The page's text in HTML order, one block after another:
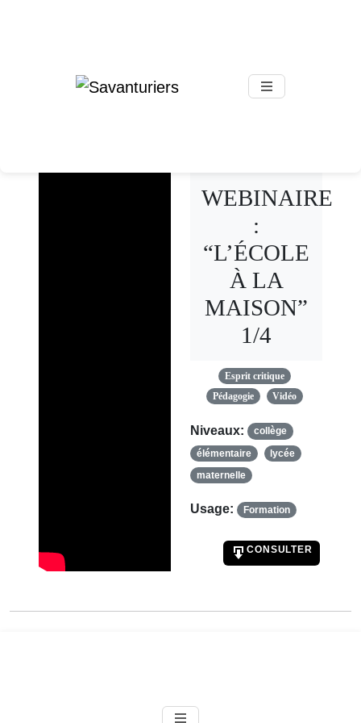
WEBINAIRE
:
“L’ÉCOLE
À LA
MAISON”
1/4
Esprit critique
Pédagogie
Vidéo
Niveaux:
collège
élémentaire
lycée
maternelle
Usage: Formation
CONSULTER